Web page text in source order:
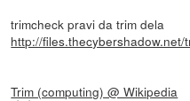
trimcheck pravi da trim dela
http://files.thecybershadow.net/
Trim (computing) @ Wikipedia